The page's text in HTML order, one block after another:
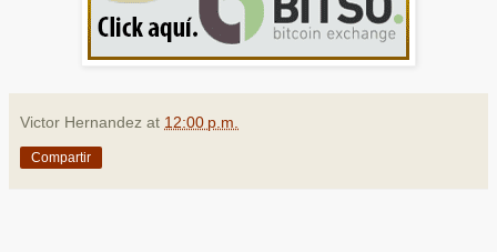
Victor Hernandez at 12:00 p.m.
Compartir